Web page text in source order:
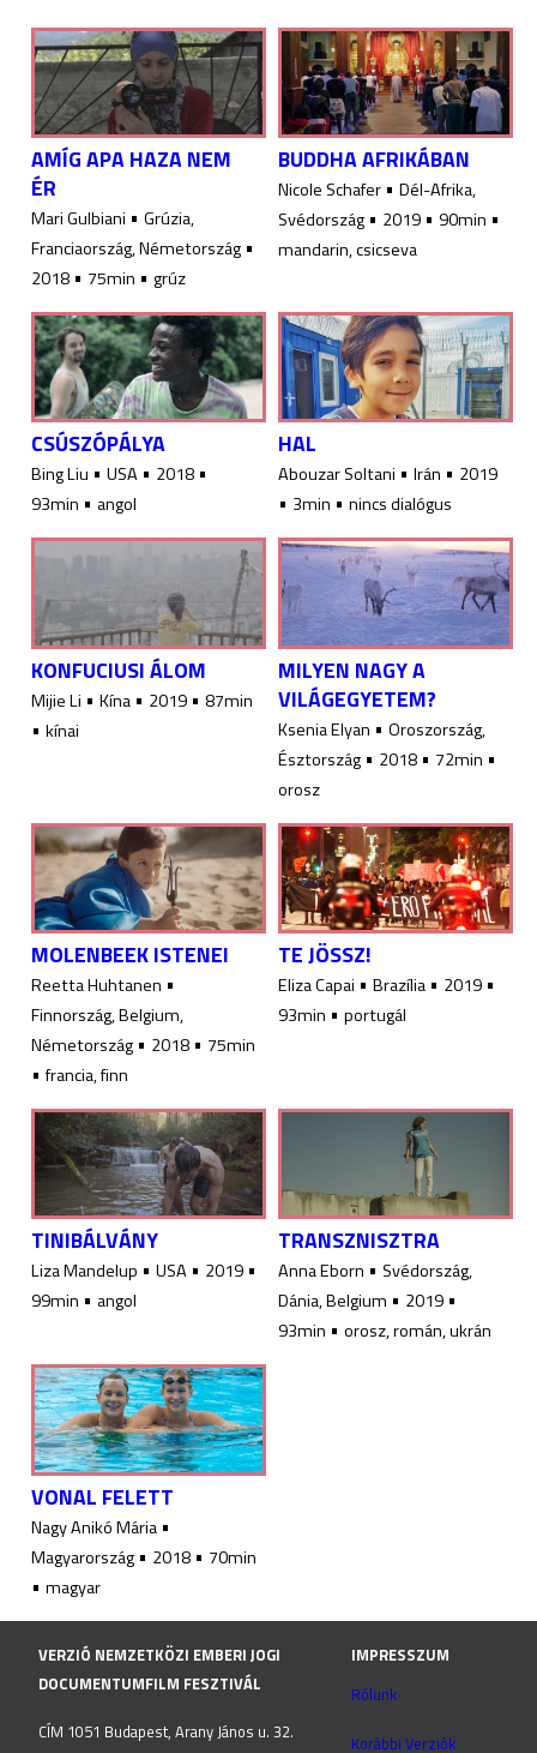
AMÍG APA HAZA NEM
ÉR
Mari Gulbiani •Grúzia,
Franciaország, Németország •
2018 • 75min •grúz
BUDDHA AFRIKÁBAN
Nicole Schafer • Dél-Afrika,
Svédország • 2019 • 90min •
mandarin, csicseva
CSÚSZÓPÁLYA
Bing Liu •USA • 2018 •
93min • angol
HAL
Abouzar Soltani • Irán • 2019
• 3min • nincs dialógus
KONFUCIUSI ÁLOM
Mijie Li •Kína • 2019 •87min
•kínai
MILYEN NAGY A
VILÁGEGYETEM?
Ksenia Elyan • Oroszország,
Észtország • 2018 • 72min •
orosz
MOLENBEEK ISTENEI
Reetta Huhtanen •
Finnország, Belgium,
Németország • 2018 • 75min
•francia, finn
TE JÖSSZ!
Eliza Capai • Brazília • 2019 •
93min • portugál
TINIBÁLVÁNY
Liza Mandelup •USA • 2019 •
99min • angol
TRANSZNISZTRA
Anna Eborn • Svédország,
Dánia, Belgium • 2019 •
93min • orosz, román, ukrán
VONAL FELETT
Nagy Anikó Mária •
Magyarország • 2018 • 70min
•magyar
VERZIÓ NEMZETKÖZI EMBERI JOGI
DOCUMENTUMFILM FESZTIVÁL
CÍM 1051 Budapest, Arany János u. 32.
IMPRESSZUM
Rólunk
Korábbi Verziók